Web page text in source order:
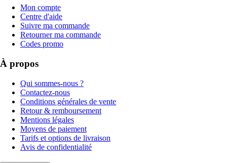
Mon compte
Centre d'aide
Suivre ma commande
Retourner ma commande
Codes promo
À propos
Qui sommes-nous ?
Contactez-nous
Conditions générales de vente
Retour & remboursement
Mentions légales
Moyens de paiement
Tarifs et options de livraison
Avis de confidentialité